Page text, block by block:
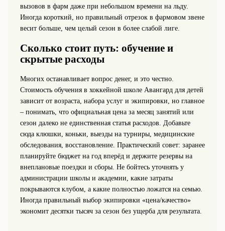
вызовов в фарм даже при небольшом времени на льду.
Иногда короткий, но правильный отрезок в фармовом звене
весит больше, чем целый сезон в более слабой лиге.
Сколько стоит путь: обучение и
скрытые расходы
Многих останавливает вопрос денег, и это честно.
Стоимость обучения в хоккейной школе Авангард для детей
зависит от возраста, набора услуг и экипировки, но главное
– понимать, что официальная цена за месяц занятий или
сезон далеко не единственная статья расходов. Добавьте
сюда клюшки, коньки, выезды на турниры, медицинские
обследования, восстановление. Практический совет: заранее
планируйте бюджет на год вперёд и держите резервы на
внеплановые поездки и сборы. Не бойтесь уточнять у
администрации школы и академии, какие затраты
покрываются клубом, а какие полностью ложатся на семью.
Иногда правильный выбор экипировки «цена/качество»
экономит десятки тысяч за сезон без ущерба для результата.